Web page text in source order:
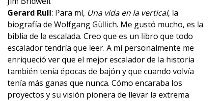
Gerard Rull: Para mí, Una vida en la vertical, la
biografía de Wolfgang Güllich. Me gustó mucho, es la
biblia de la escalada. Creo que es un libro que todo
escalador tendría que leer. A mí personalmente me
enriqueció ver que el mejor escalador de la historia
también tenía épocas de bajón y que cuando volvía
tenía más ganas que nunca. Cómo encaraba los
proyectos y su visión pionera de llevar la extrema